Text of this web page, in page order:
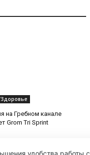
на Гребном канале
Grom Tri Sprint
удобства работы с